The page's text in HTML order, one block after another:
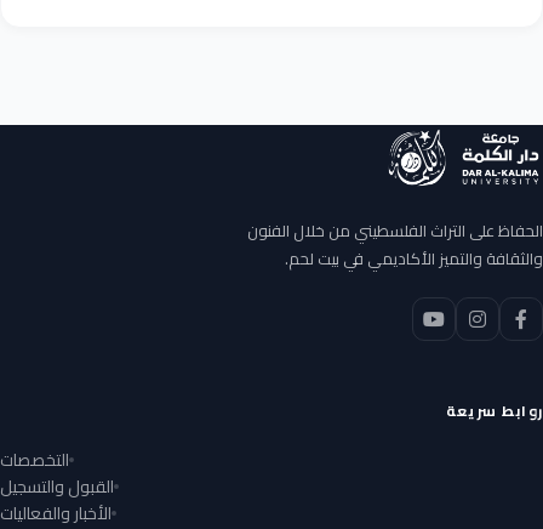
الحفاظ على التراث الفلسطيني من خلال الفنون
والثقافة والتميز الأكاديمي في بيت لحم.
روابط سريعة
التخصصات
القبول والتسجيل
الأخبار والفعاليات